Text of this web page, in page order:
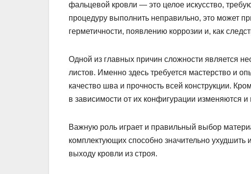
фальцевой кровли — это целое искусство,
процедуру выполнить неправильно, это может
герметичности, появлению коррозии и, как
Одной из главных причин сложности является
листов. Именно здесь требуется мастерство и
качество шва и прочность всей конструкции.
в зависимости от их конфигурации изменяются
Важную роль играет и правильный выбор
комплектующих способно значительно
выходу кровли из строя.